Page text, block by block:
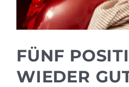
FÜNF
WIEDER